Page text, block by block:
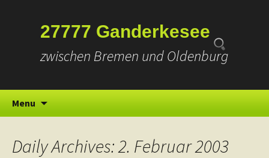
27777 Ganderkesee
zwischen Bremen und Oldenburg
Menu
nach:
Daily Archives: 2. Februar 2003